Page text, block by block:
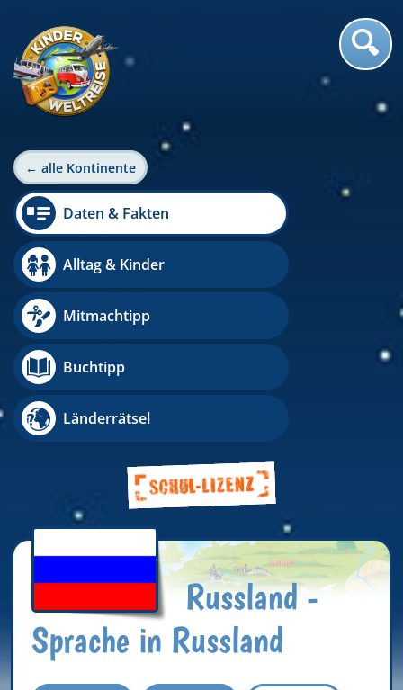
← alle Kontinente
Daten & Fakten
Alltag & Kinder
Mitmachtipp
Buchtipp
Länderrätsel
Russland -
Sprache in Russland